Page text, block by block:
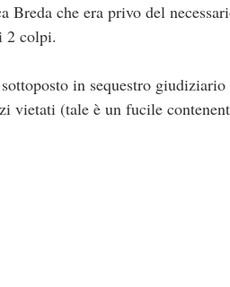
Breda che era privo del
2 colpi.
in sequestro
vietati (tale è un fucile